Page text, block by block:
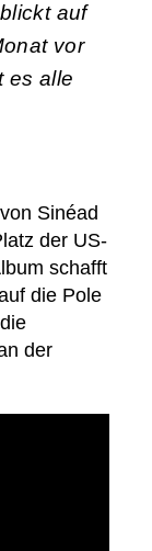
auf
vor
es alle
Sinéad
der US-
schafft
die Pole
der